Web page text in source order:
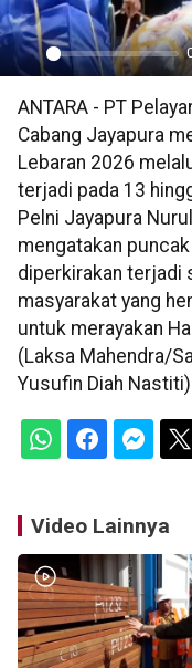
Play
ANTARA - PT
Cabang Jayapura
Lebaran 2026
terjadi pada 13
Pelni Jayapura
mengatakan
diperkirakan terjadi
masyarakat yang
untuk merayakan
(Laksa Mahendra/
Yusufin Diah Nastiti)
Video Lainnya